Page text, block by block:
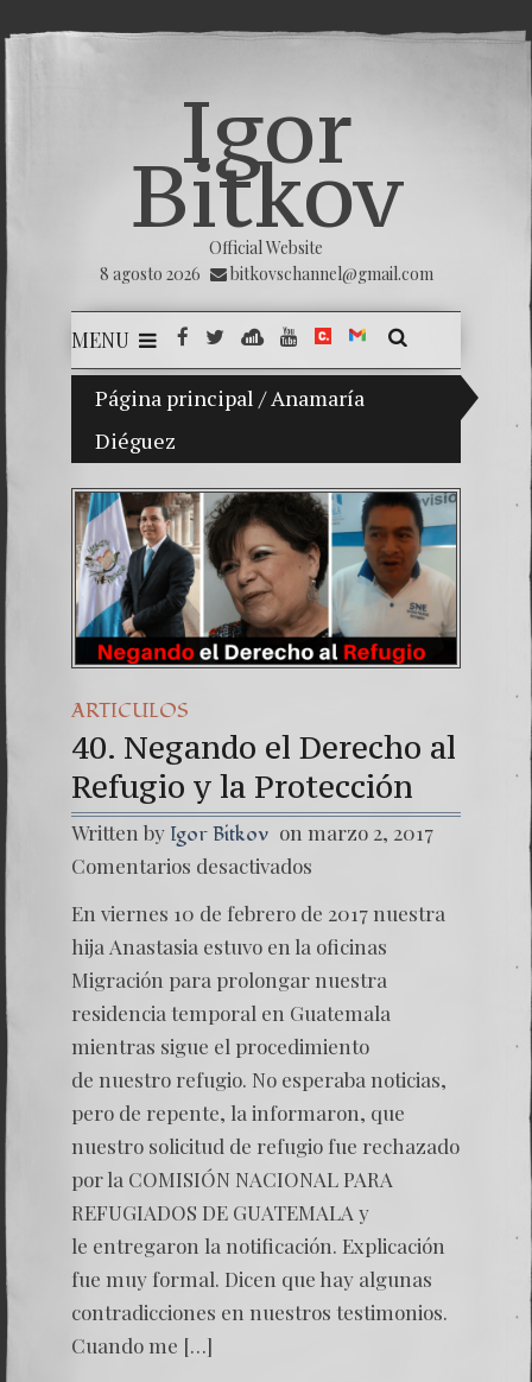
Igor
Bitkov
Official Website
8 agosto 2026
bitkovschannel@gmail.com
MENU
Página principal /Anamaría
Diéguez
Mi hijo Vladimir Bitkov, una promesa
Una
7.
ARTICULOS
40. Negando el Derecho al
Refugio y la Protección
Written by Igor Bitkov on marzo 2, 2017
Comentarios desactivados
En viernes 10 de febrero de 2017 nuestra
hija Anastasia estuvo en la oficinas
Migración para prolongar nuestra
residencia temporal en Guatemala
mientras sigue el procedimiento
de nuestro refugio. No esperaba noticias,
pero de repente, la informaron, que
nuestro solicitud de refugio fue rechazado
por la COMISIÓN NACIONAL PARA
REFUGIADOS DE GUATEMALA y
le entregaron la notificación. Explicación
fue muy formal. Dicen que hay algunas
contradicciones en nuestros testimonios.
Cuando me […]